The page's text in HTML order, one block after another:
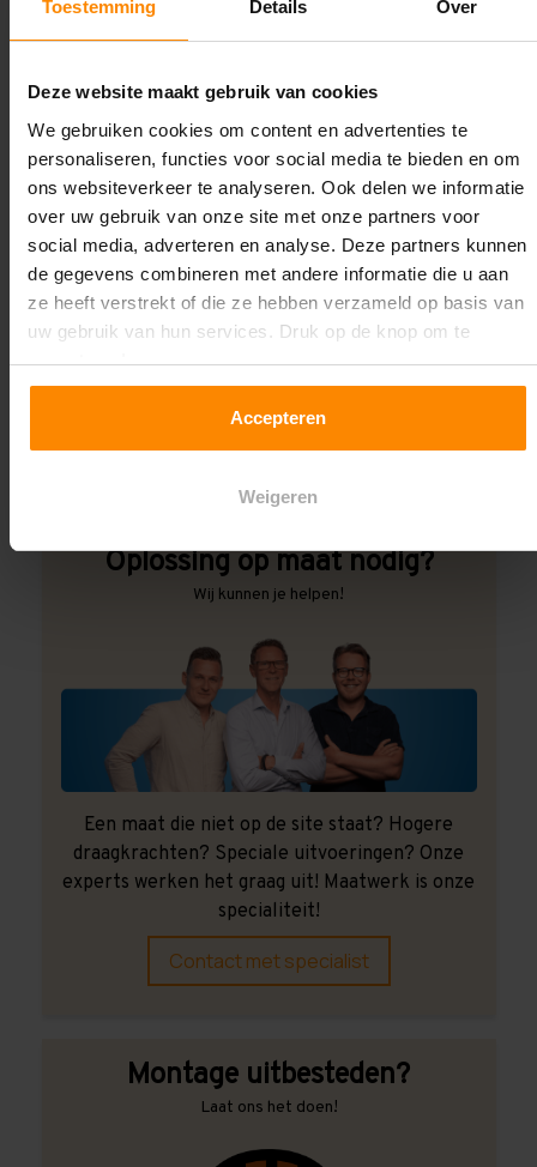
Toestemming Details Over
Deze website maakt gebruik van cookies
We gebruiken cookies om content en advertenties te
personaliseren, functies voor social media te bieden en om
ons websiteverkeer te analyseren. Ook delen we informatie
over uw gebruik van onze site met onze partners voor
social media, adverteren en analyse. Deze partners kunnen
de gegevens combineren met andere informatie die u aan
ze heeft verstrekt of die ze hebben verzameld op basis van
uw gebruik van hun services. Druk op de knop om te
accepteren!
Accepteren
Weigeren
Liggerlengte:
2.700 mm
Aantal niveaus:
4
Kleur staanders:
Galva
1.550 kg (516 kg per pallet)
Oplossing op maat nodig?
Wij kunnen je helpen!
Een maat die niet op de site staat? Hogere
draagkrachten? Speciale uitvoeringen? Onze
experts werken het graag uit! Maatwerk is onze
specialiteit!
Contact met specialist
Montage uitbesteden?
Laat ons het doen!